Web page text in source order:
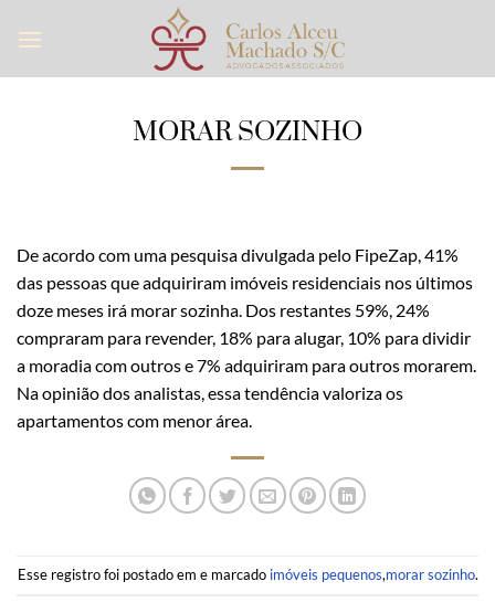
MORAR SOZINHO
De acordo com uma pesquisa divulgada pelo FipeZap, 41%
das pessoas que adquiriram imóveis residenciais nos últimos
doze meses irá morar sozinha. Dos restantes 59%, 24%
compraram para revender, 18% para alugar, 10% para dividir
a moradia com outros e 7% adquiriram para outros morarem.
Na opinião dos analistas, essa tendência valoriza os
apartamentos com menor área.
Esse registro foi postado em e marcado imóveis pequenos,morar sozinho.